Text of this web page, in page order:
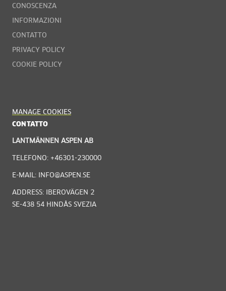
CONOSCENZA
INFORMAZIONI
CONTATTO
PRIVACY POLICY
COOKIE POLICY
MANAGE COOKIES
CONTATTO
LANTMÄNNEN ASPEN AB
TELEFONO: +46301-230000
E-MAIL: INFO@ASPEN.SE
ADDRESS: IBEROVÄGEN 2
SE-438 54 HINDÅS SVEZIA